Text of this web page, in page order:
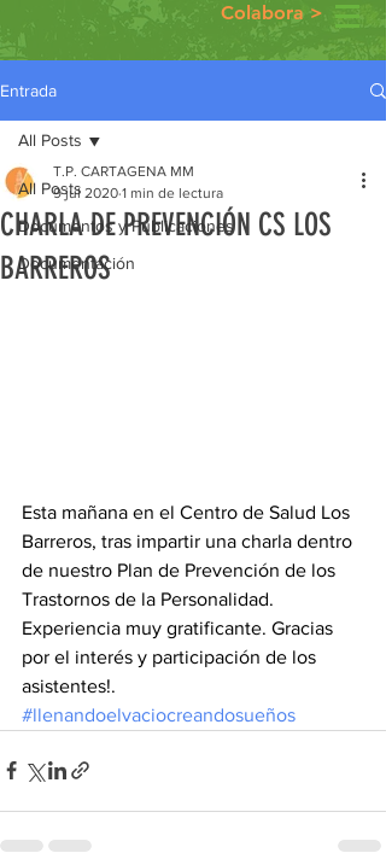
Colabora >
Entrada
All Posts
Documentos y Publicaciones
Documentación
All Posts
CHARLA DE PREVENCIÓN CS LOS
BARREROS
T.P. CARTAGENA MM
9 jul 2020 1 min de lectura
Esta mañana en el Centro de Salud Los
Barreros, tras impartir una charla dentro
de nuestro Plan de Prevención de los
Trastornos de la Personalidad.
Experiencia muy gratificante. Gracias
por el interés y participación de los
asistentes!.
#llenandoelvaciocreandosueños